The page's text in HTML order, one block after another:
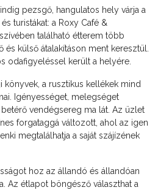
pezsgő, hangulatos hely várja a
turistákat: a Roxy Café &
található étterem több
külső átalakításon ment keresztül.
odafigyeléssel került a helyére.
könyvek, a rusztikus kellékek mind
Igényességet, melegséget
vendégsereg ma lát. Az üzlet
forgataggá változott, ahol az igen
megtalálhatja a saját szájízének
hoz az állandó és állandóan
Az étlapot böngésző választhat a